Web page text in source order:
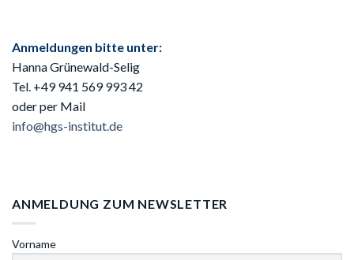
Anmeldungen bitte unter:
Hanna Grünewald-Selig
Tel. +49 941 569 993 42
oder per Mail
info@hgs-institut.de
ANMELDUNG ZUM NEWSLETTER
Vorname